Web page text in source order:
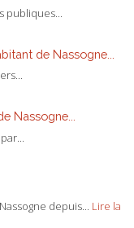
publiques...
de Nassogne...
Nassogne...
depuis... Lire la